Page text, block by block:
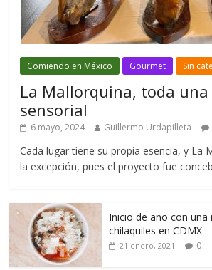
Comiendo en México Gourmet Sin
La Mallorquina, toda una
sensorial
6 mayo, 2024 Guillermo Urdapilleta
Cada lugar tiene su propia esencia, y La
la excepción, pues el proyecto fue
Inicio de año con una
chilaquiles en CDMX
21 enero, 2021 0